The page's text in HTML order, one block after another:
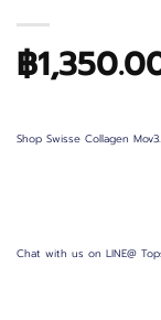
฿
Shop Swisse Collagen
Chat with us on LINE@